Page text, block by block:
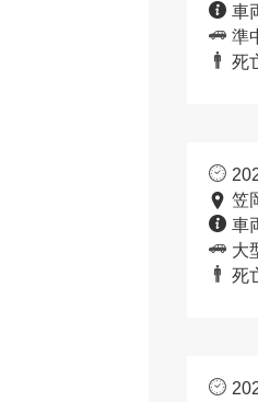
車
準
死
笠
車
大
死